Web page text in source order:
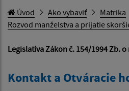
Úvod Ako vybaviť
Matrika
Rozvod manželstva a prijatie
Legislatíva Zákon č. 154/1994 Zb.
Kontakt a Otváracie